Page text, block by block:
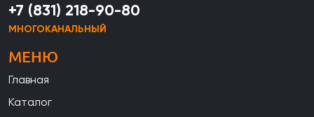
+7 (831) 218-90-80
МНОГОКАНАЛЬНЫЙ
МЕНЮ
Главная
Каталог